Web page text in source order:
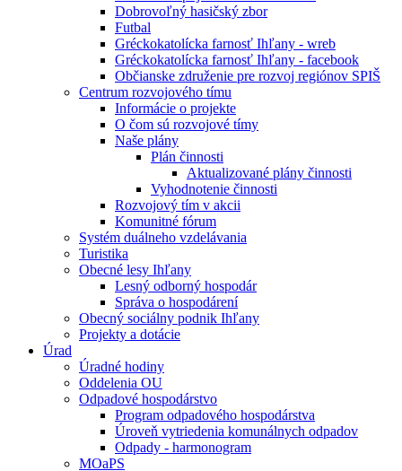
Dobrovoľný hasičský zbor
Futbal
Gréckokatolícka farnosť Ihľany - wreb
Gréckokatolícka farnosť Ihľany - facebook
Občianske združenie pre rozvoj regiónov SPIŠ
Centrum rozvojového tímu
Informácie o projekte
O čom sú rozvojové tímy
Naše plány
Plán činnosti
Aktualizované plány činnosti
Vyhodnotenie činnosti
Rozvojový tím v akcii
Komunitné fórum
Systém duálneho vzdelávania
Turistika
Obecné lesy Ihľany
Lesný odborný hospodár
Správa o hospodárení
Obecný sociálny podnik Ihľany
Projekty a dotácie
Úrad
Úradné hodiny
Oddelenia OU
Odpadové hospodárstvo
Program odpadového hospodárstva
Úroveň vytriedenia komunálnych odpadov
Odpady - harmonogram
MOaPS